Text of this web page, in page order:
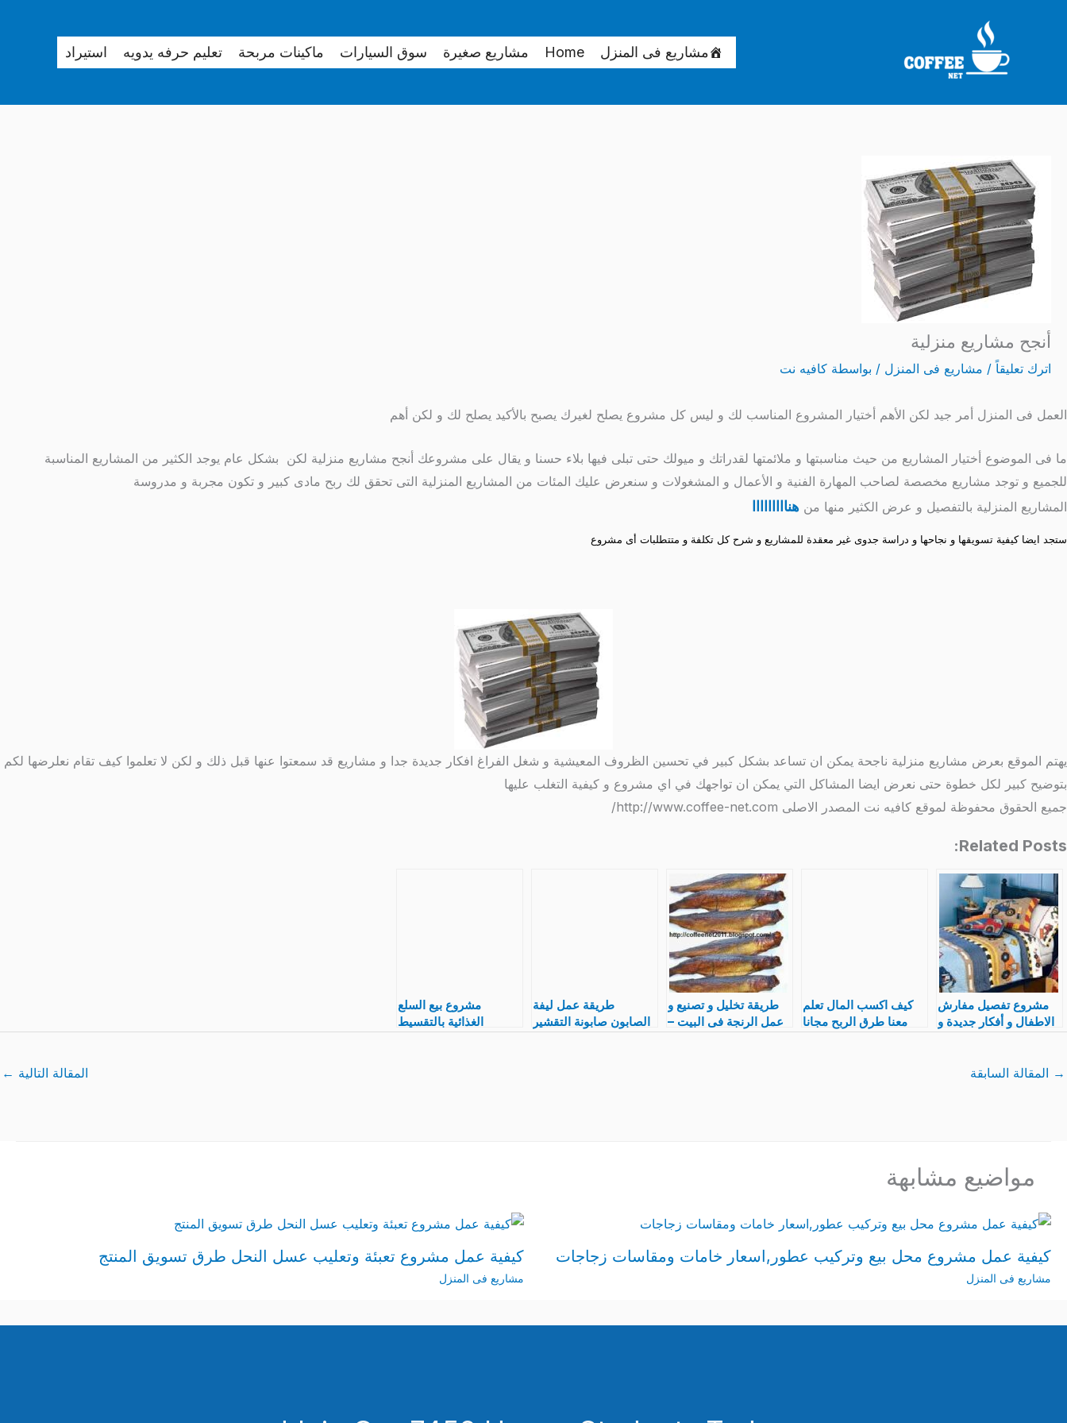
مشاريع فى المنزل Home مشاريع صغيرة سوق السيارات ماكينات مربحة تعليم حرفه يدويه استيراد
أنجح مشاريع منزلية
اترك تعليقاً / مشاريع فى المنزل / بواسطة كافيه نت
العمل فى المنزل أمر جيد لكن الأهم أختيار المشروع المناسب لك و ليس كل مشروع يصلح لغيرك يصبح بالأكيد يصلح لك و لكن أهم
ما فى الموضوع أختيار المشاريع من حيث مناسبتها و ملائمتها لقدراتك و ميولك حتى تبلى فيها بلاء حسنا و يقال على مشروعك أنجح مشاريع منزلية لكن بشكل عام يوجد الكثير من المشاريع المناسبة
للجميع و توجد مشاريع مخصصة لصاحب المهارة الفنية و الأعمال و المشغولات و سنعرض عليك المئات من المشاريع المنزلية التى تحقق لك ربح مادى كبير و تكون مجربة و مدروسة
المشاريع المنزلية بالتفصيل و عرض الكثير منها من هنااااااااا
ستجد ايضا كيفية تسويقها و نجاحها و دراسة جدوى غير معقدة للمشاريع و شرح كل تكلفة و متتطلبات أى مشروع
يهتم الموقع بعرض مشاريع منزلية ناجحة يمكن ان تساعد بشكل كبير في تحسين الظروف المعيشية و شغل الفراغ افكار جديدة جدا و مشاريع قد سمعتوا عنها قبل ذلك و لكن لا تعلموا كيف تقام نعلرضها لكم
بتوضيح كبير لكل خطوة حتى نعرض ايضا المشاكل التي يمكن ان تواجهك في اي مشروع و كيفية التغلب عليها
جميع الحقوق محفوظة لموقع كافيه نت المصدر الاصلى http://www.coffee-net.com/
Related Posts:
مشروع تفصيل مفارش
الاطفال و أفكار جديدة و
كيف اكسب المال تعلم
معنا طرق الربح مجانا
طريقة تخليل و تصنيع و
عمل الرنجة فى البيت –
طريقة عمل ليفة
الصابون صابونة التقشير
مشروع بيع السلع
الغذائية بالتقسيط
→ المقالة السابقة المقالة التالية ←
مواضيع مشابهة
كيفية عمل مشروع محل بيع وتركيب عطور,اسعار خامات ومقاسات زجاجات
مشاريع فى المنزل
كيفية عمل مشروع تعبئة وتعليب عسل النحل طرق تسويق المنتج
مشاريع فى المنزل